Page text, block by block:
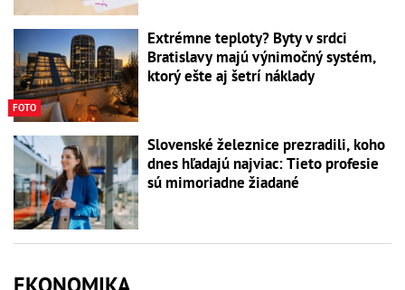
FOTO
Extrémne teploty? Byty v srdci
Bratislavy majú výnimočný systém,
ktorý ešte aj šetrí náklady
Slovenské železnice prezradili, koho
dnes hľadajú najviac: Tieto profesie
sú mimoriadne žiadané